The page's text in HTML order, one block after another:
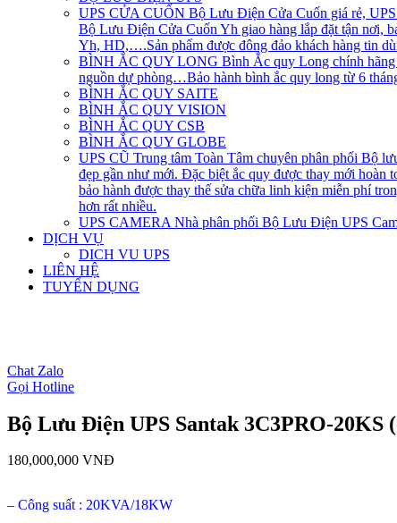
UPS CỬA CUỐN Bộ Lưu Điện Cửa Cuốn giá rẻ, UPS
Bộ Lưu Điện Cửa Cuốn Yh giao hàng lắp đặt tận nơi,
Yh, HD,….Sản phẩm được đông đảo khách hàng tin
BÌNH ẮC QUY LONG Bình Ắc quy Long chính hãng
nguồn dự phòng…Bảo hành bình ắc quy long từ 6
BÌNH ẮC QUY SAITE
BÌNH ẮC QUY VISION
BÌNH ẮC QUY CSB
BÌNH ẮC QUY GLOBE
UPS CŨ Trung tâm Toàn Tâm chuyên phân phối Bộ
đẹp gần như mới. Đặc biệt ắc quy được thay mới hoàn
bảo hành được thay thế sửa chữa linh kiện miễn phí
hơn rất nhiều.
UPS CAMERA Nhà phân phối Bộ Lưu Điện UPS
DỊCH VỤ
DICH VU UPS
LIÊN HỆ
TUYỂN DỤNG
Bộ Lưu Điện UPS Santak 3C3PRO-20KS
180,000,000 VNĐ
– Công suất : 20KVA/18KW
Chat Zalo
Gọi Hotline